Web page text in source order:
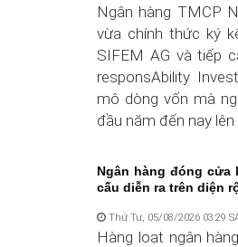
Ngân hàng TMCP
vừa chính thức ký
SIFEM AG và tiếp
responsAbility
mô dòng vốn mà
đầu năm đến nay lên
Ngân hàng đóng
cấu diễn ra trên diện
Thứ Tư, 05/08/2026 03:29
Hàng loạt ngân